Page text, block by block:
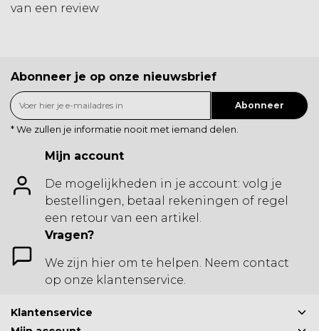
van een review
Abonneer je op onze nieuwsbrief
Abonneer
* We zullen je informatie nooit met iemand delen.
Mijn account
De mogelijkheden in je account: volg je
bestellingen, betaal rekeningen of regel
een retour van een artikel.
Vragen?
We zijn hier om te helpen. Neem contact
op onze klantenservice.
Klantenservice